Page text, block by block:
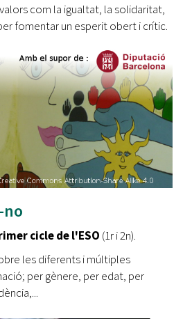
com la igualtat, la solidaritat,
fomentar un esperit obert i crític.
no
cicle de l'ESO (1r i 2n).
les diferents i múltiples
per gènere, per edat, per